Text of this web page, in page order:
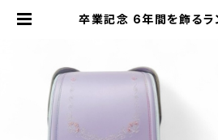
卒業記念 6年間を飾るラ